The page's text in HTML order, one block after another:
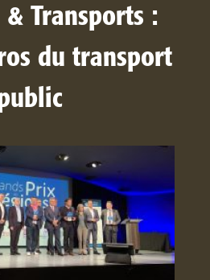
Transports :
du transport